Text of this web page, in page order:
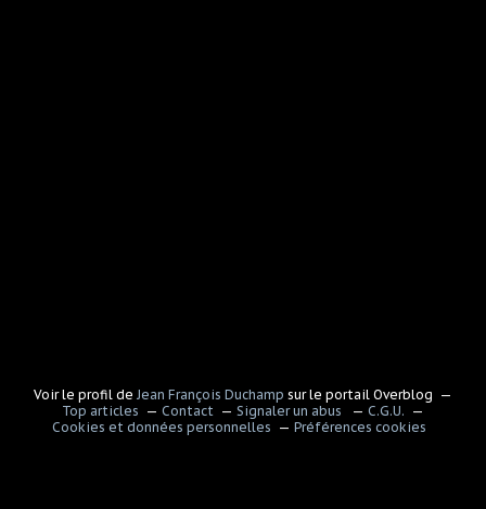
Voir le profil de Jean François Duchamp sur le portail Overblog
Top articles
Contact Signaler un abus
C.G.U.
Cookies et données personnelles
Préférences cookies